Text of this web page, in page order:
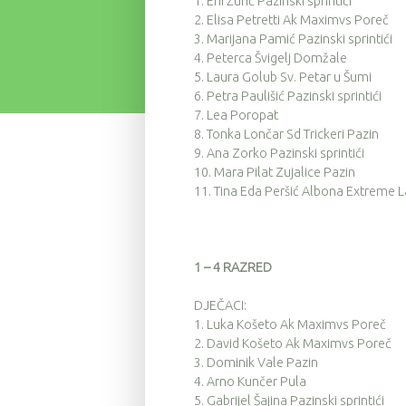
2. Elisa Petretti Ak Maximvs Poreč
3. Marijana Pamić Pazinski sprintići
4. Peterca Švigelj Domžale
5. Laura Golub Sv. Petar u Šumi
6. Petra Paulišić Pazinski sprintići
7. Lea Poropat
8. Tonka Lončar Sd Trickeri Pazin
9. Ana Zorko Pazinski sprintići
10. Mara Pilat Zujalice Pazin
11. Tina Eda Peršić Albona Extreme
1 – 4 RAZRED
DJEČACI:
1. Luka Košeto Ak Maximvs Poreč
2. David Košeto Ak Maximvs Poreč
3. Dominik Vale Pazin
4. Arno Kunčer Pula
5. Gabrijel Šajina Pazinski sprintići